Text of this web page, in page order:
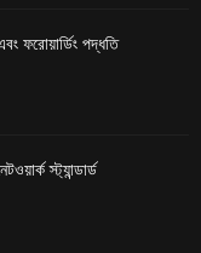
ফরোয়ার্ডিং পদ্ধতি
স্ট্যান্ডার্ড